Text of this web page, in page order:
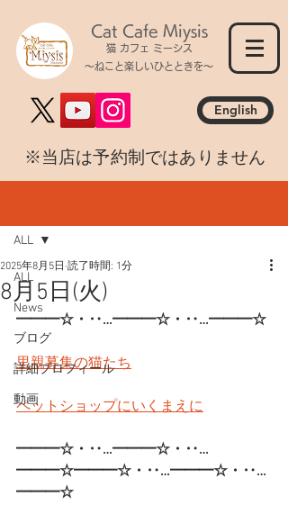
Cat Cafe Miysis
猫 カフェ ミーシス
～ねこと楽しいひとときを～
English
​※当店は予約制ではありません
ALL
News
ブログ
詳細プロフィール
動画
ALL
8月5日(火)
2025年8月5日 読了時間: 1分
━━━☆・‥…━━━☆・‥…━━━☆
里親募集の猫たち
ペットショップにいくまえに
━━━☆・‥…━━━☆・‥…
━━━☆━━━☆・‥…━━━☆・‥…
━━━☆